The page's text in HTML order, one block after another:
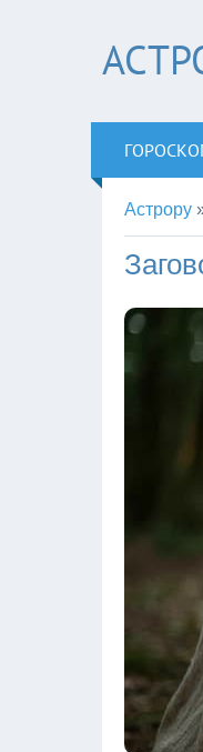
Астрору